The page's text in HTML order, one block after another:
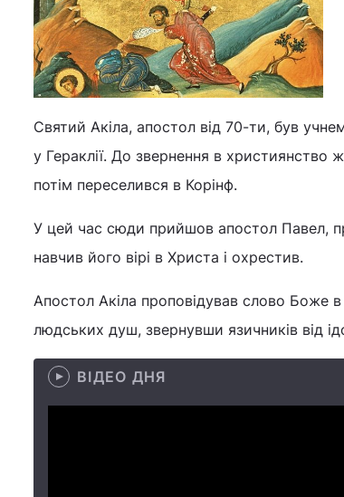
Святий Акіла, апостол від 70-ти, був
у Гераклії. До звернення в християнство
потім переселився в Корінф.
У цей час сюди прийшов апостол Павел,
навчив його вірі в Христа і охрестив.
Апостол Акіла проповідував слово Боже в
людських душ, звернувши язичників від
ВІДЕО ДНЯ